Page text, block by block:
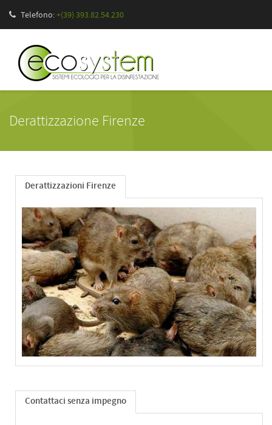
Telefono:+(39) 393.82.54.230
Derattizzazione Firenze
Derattizzazioni Firenze
Contattaci senza impegno